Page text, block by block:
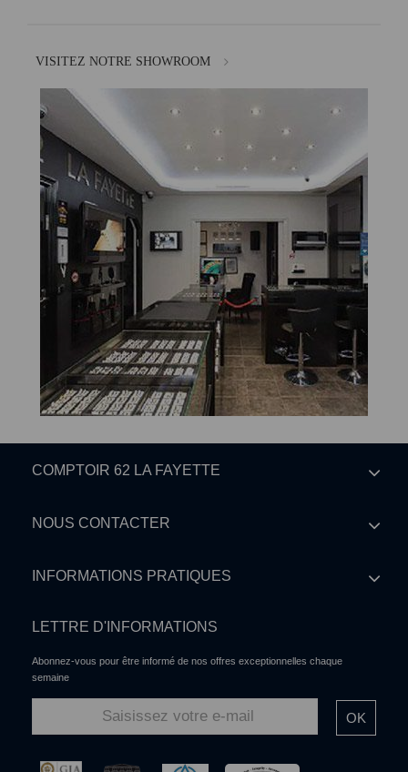
VISITEZ NOTRE SHOWROOM
COMPTOIR 62 LA FAYETTE
NOUS CONTACTER
INFORMATIONS PRATIQUES
LETTRE D'INFORMATIONS
Abonnez-vous pour être informé de nos offres exceptionnelles chaque
semaine
OK